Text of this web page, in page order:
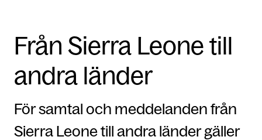
Från Sierra Leone till
andra länder
För samtal och meddelanden från
Sierra Leone till andra länder gäller